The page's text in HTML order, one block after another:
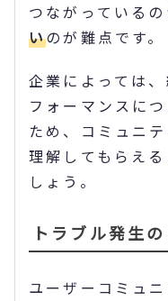
つながっているの
いのが難点です。
企業によっては
フォーマンスに
ため、コミュニ
理解してもらえ
しょう。
トラブル発生
ユーザーコミュ